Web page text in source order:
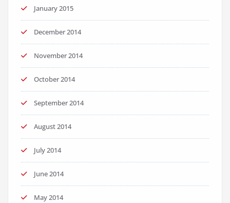
January 2015
December 2014
November 2014
October 2014
September 2014
August 2014
July 2014
June 2014
May 2014